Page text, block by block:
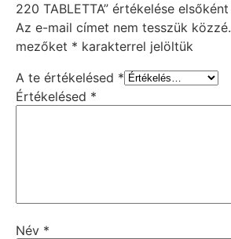
220 TABLETTA” értékelése elsőként
Az e-mail címet nem tesszük közzé.
mezőket * karakterrel jelöltük
A te értékelésed *
Értékelésed *
Név *